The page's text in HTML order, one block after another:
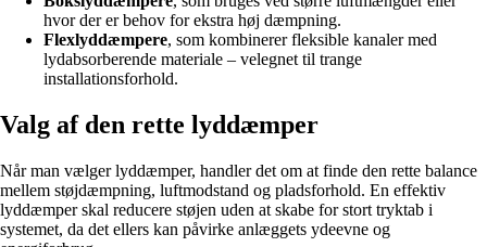
hvor der er behov for ekstra høj dæmpning.
Flexlyddæmpere, som kombinerer fleksible kanaler med
lydabsorberende materiale – velegnet til trange
installationsforhold.
Valg af den rette lyddæmper
Når man vælger lyddæmper, handler det om at finde den rette balance
mellem støjdæmpning, luftmodstand og pladsforhold. En effektiv
lyddæmper skal reducere støjen uden at skabe for stort tryktab i
systemet, da det ellers kan påvirke anlæggets ydeevne og